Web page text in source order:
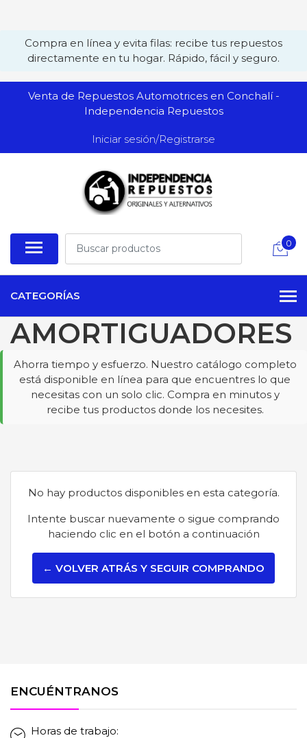
Compra en línea y evita filas: recibe tus repuestos
directamente en tu hogar. Rápido, fácil y seguro.
Venta de Repuestos Automotrices en Conchalí -
Independencia Repuestos
Iniciar sesión/Registrarse
0
CATEGORÍAS
AMORTIGUADORES
Ahorra tiempo y esfuerzo. Nuestro catálogo completo
está disponible en línea para que encuentres lo que
necesitas con un solo clic. Compra en minutos y
recibe tus productos donde los necesites.
No hay productos disponibles en esta categoría.
Intente buscar nuevamente o sigue comprando
haciendo clic en el botón a continuación
← VOLVER ATRÁS Y SEGUIR COMPRANDO
ENCUÉNTRANOS
Horas de trabajo: